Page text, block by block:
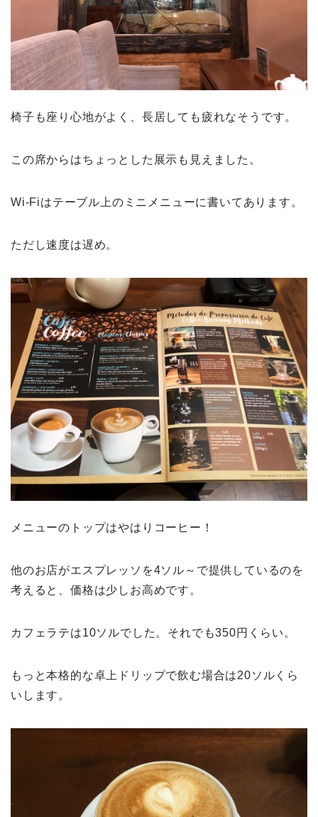
椅子も座り心地がよく、長居しても疲れなそうです。
この席からはちょっとした展示も見えました。
Wi-Fiはテーブル上のミニメニューに書いてあります。
ただし速度は遅め。
メニューのトップはやはりコーヒー！
他のお店がエスプレッソを4ソル～で提供しているのを
考えると、価格は少しお高めです。
カフェラテは10ソルでした。それでも350円くらい。
もっと本格的な卓上ドリップで飲む場合は20ソルくら
いします。